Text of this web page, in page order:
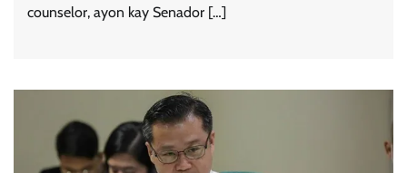
counselor, ayon kay Senador […]